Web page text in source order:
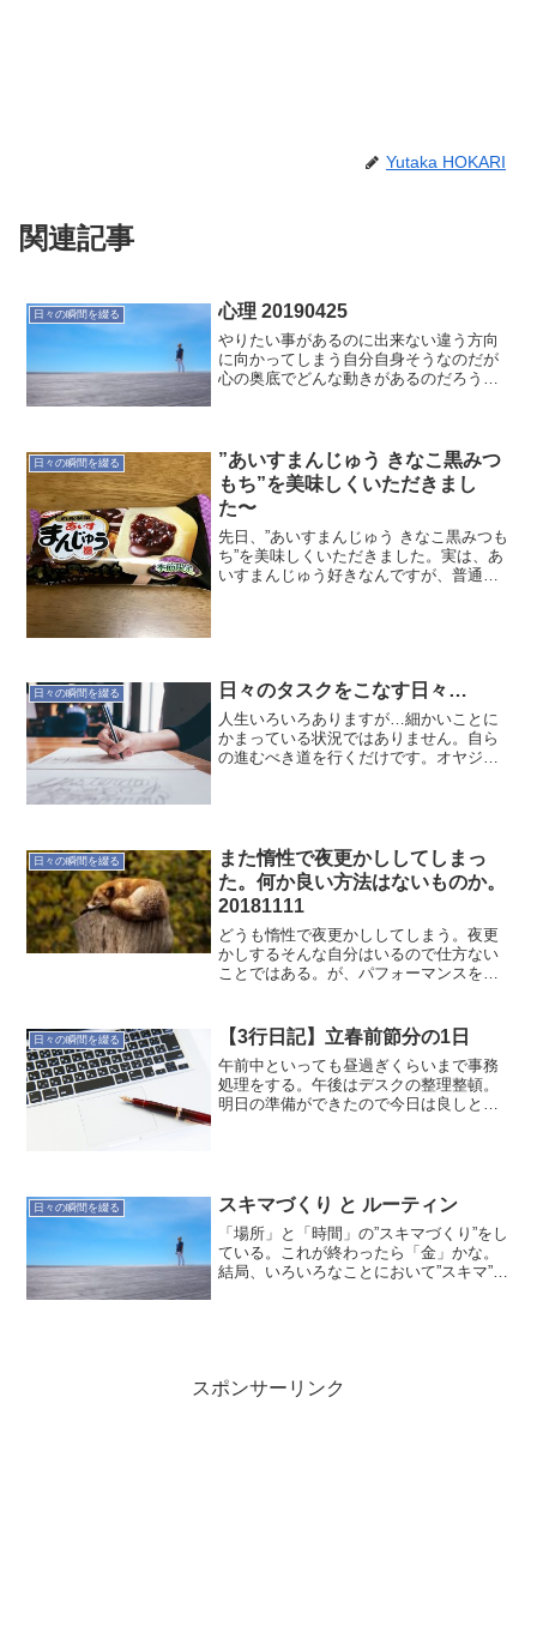
Yutaka HOKARI
関連記事
日々の瞬間を綴る 心理 20190425
やりたい事があるのに出来ない違う方向
に向かってしまう自分自身そうなのだが
心の奥底でどんな動きがあるのだろう
日々の瞬間を綴る
”あいすまんじゅう きなこ黒みつ
もち”を美味しくいただきまし
た〜
先日、”あいすまんじゅう きなこ黒みつも
ち”を美味しくいただきました。実は、あ
いすまんじゅう好きなんですが、普通
日々の瞬間を綴る 日々のタスクをこなす日々…
人生いろいろありますが…細かいことに
かまっている状況ではありません。自ら
の進むべき道を行くだけです。オヤジの
日々の瞬間を綴る
また惰性で夜更かししてしまっ
た。何か良い方法はないものか。
20181111
どうも惰性で夜更かししてしまう。夜更
かしするそんな自分はいるので仕方ない
ことではある。が、パフォーマンスを保
な。
日々の瞬間を綴る 【3行日記】立春前節分の1日
午前中といっても昼過ぎくらいまで事務
処理をする。午後はデスクの整理整頓。
明日の準備ができたので今日は良しとす
日々の瞬間を綴る スキマづくり と ルーティン
「場所」と「時間」の”スキマづくり”をし
ている。これが終わったら「金」かな。
結局、いろいろなことにおいて”スキマ”は
スポンサーリンク